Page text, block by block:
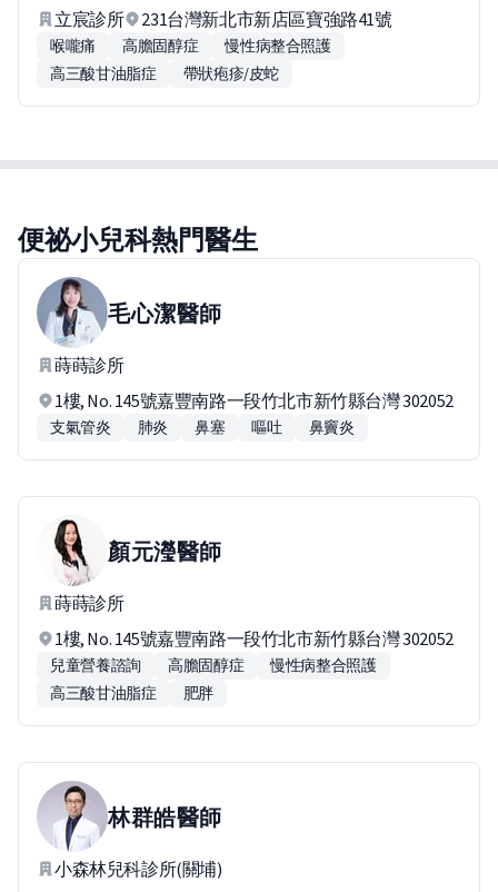
立宸診所 231台灣新北市新店區寶強路41號
喉嚨痛 高膽固醇症
慢性病整合照護
高三酸甘油脂症
帶狀疱疹/皮蛇
便祕小兒科熱門醫生
毛心潔醫師
蒔蒔診所
1樓, No. 145號嘉豐南路一段竹北市新竹縣台灣 302052
支氣管炎 肺炎 鼻塞 嘔吐 鼻竇炎
顏元瀅醫師
蒔蒔診所
1樓, No. 145號嘉豐南路一段竹北市新竹縣台灣 302052
兒童營養諮詢 高膽固醇症
慢性病整合照護
高三酸甘油脂症
肥胖
林群皓醫師
小森林兒科診所(關埔)